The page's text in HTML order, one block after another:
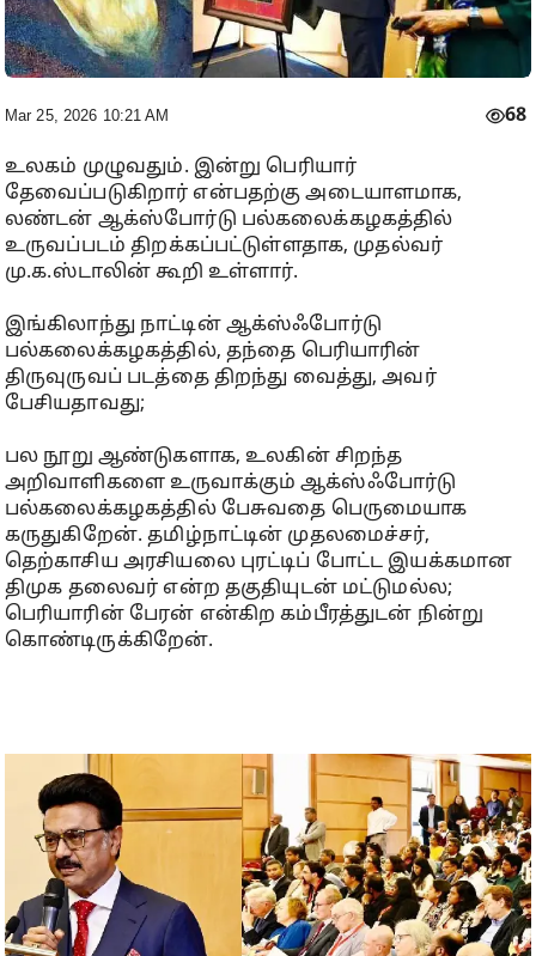
Mar 25, 2026 10:21 AM 68
உலகம் முழுவதும். இன்று பெரியார்
தேவைப்படுகிறார் என்பதற்கு அடையாளமாக,
லண்டன் ஆக்ஸ்போர்டு பல்கலைக்கழகத்தில்
உருவப்படம் திறக்கப்பட்டுள்ளதாக, முதல்வர்
மு.க.ஸ்டாலின் கூறி உள்ளார்.
இங்கிலாந்து நாட்டின் ஆக்ஸ்ஃபோர்டு
பல்கலைக்கழகத்தில், தந்தை பெரியாரின்
திருவுருவப் படத்தை திறந்து வைத்து, அவர்
பேசியதாவது;
பல நூறு ஆண்டுகளாக, உலகின் சிறந்த
அறிவாளிகளை உருவாக்கும் ஆக்ஸ்ஃபோர்டு
பல்கலைக்கழகத்தில் பேசுவதை பெருமையாக
கருதுகிறேன். தமிழ்நாட்டின் முதலமைச்சர்,
தெற்காசிய அரசியலை புரட்டிப் போட்ட இயக்கமான
திமுக தலைவர் என்ற தகுதியுடன் மட்டுமல்ல;
பெரியாரின் பேரன் என்கிற கம்பீரத்துடன் நின்று
கொண்டிருக்கிறேன்.